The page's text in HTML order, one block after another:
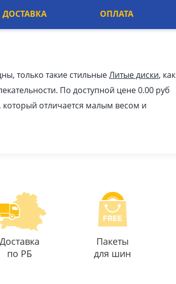
ДОСТАВКА ОПЛАТА
только такие стильныеЛитые диски, как
По доступной цене 0.00 pуб
отличается малым весом и
Доставка
по РБ
Пакеты
для шин